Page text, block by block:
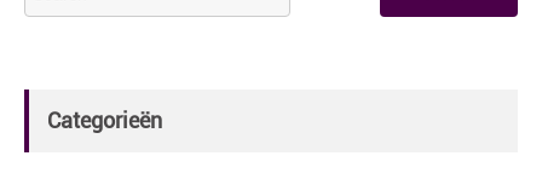
Categorieën